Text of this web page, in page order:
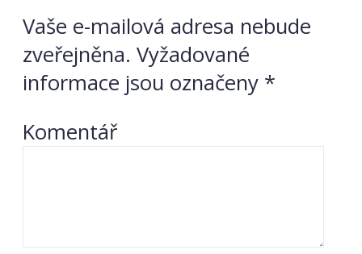
Vaše e-mailová adresa nebude
zveřejněna. Vyžadované
informace jsou označeny *
Komentář